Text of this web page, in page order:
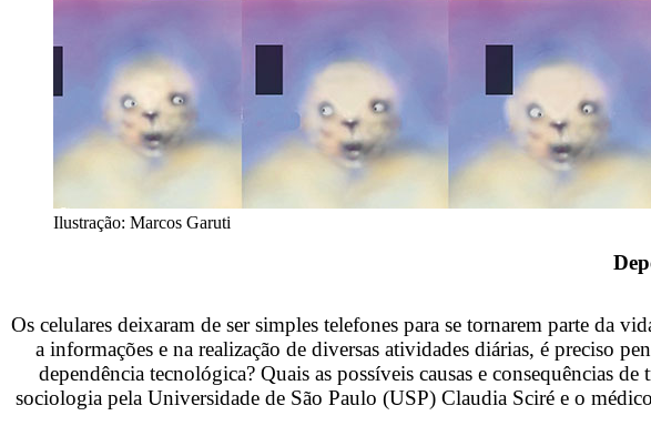
Ilustração: Marcos Garuti
Os celulares deixaram de ser simples telefones para se tornarem parte da
a informações e na realização de diversas atividades diárias, é preciso
dependência tecnológica? Quais as possíveis causas e consequências
sociologia pela Universidade de São Paulo (USP) Claudia Sciré e o